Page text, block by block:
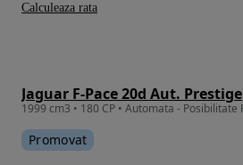
Jaguar F-Pace 20d Aut. Prestige
Promovat
Calculeaza rata